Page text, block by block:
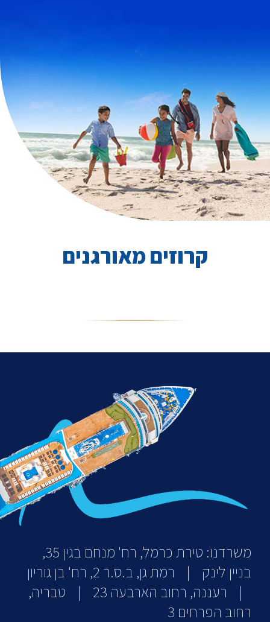
קרוזים מאורגנים
משרדנו: טירת כרמל, רח' מנחם בגין 35,
בניין לינק | רמת גן, ב.ס.ר 2, רח' בן גוריון
| רעננה, רחוב הארבעה 23 | טבריה,
רחוב הפרחים 3